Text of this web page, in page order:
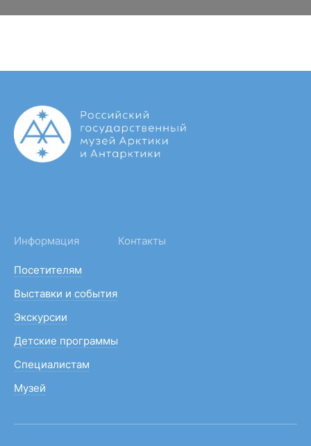
Информация
Посетителям
Выставки и события
Экскурсии
Детские программы
Специалистам
Музей
Контакты